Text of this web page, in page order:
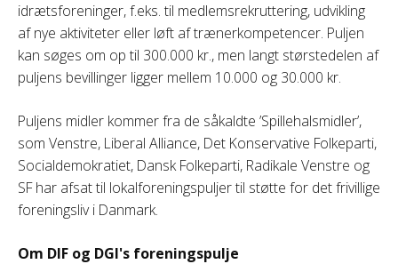
idrætsforeninger, f.eks. til medlemsrekruttering, udvikling
af nye aktiviteter eller løft af trænerkompetencer. Puljen
kan søges om op til 300.000 kr., men langt størstedelen af
puljens bevillinger ligger mellem 10.000 og 30.000 kr.
Puljens midler kommer fra de såkaldte ’Spillehalsmidler’,
som Venstre, Liberal Alliance, Det Konservative Folkeparti,
Socialdemokratiet, Dansk Folkeparti, Radikale Venstre og
SF har afsat til lokalforeningspuljer til støtte for det frivillige
foreningsliv i Danmark.
Om DIF og DGI's foreningspulje